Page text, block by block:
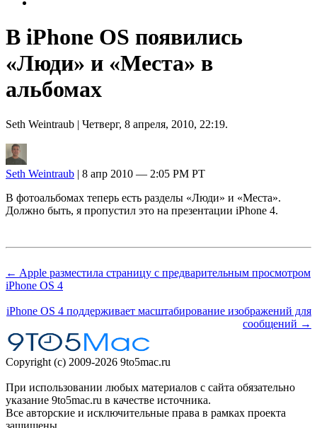
В iPhone OS появились
«Люди» и «Места» в
альбомах
Seth Weintraub | Четверг, 8 апреля, 2010, 22:19.
Seth Weintraub | 8 апр 2010 — 2:05 PM PT
В фотоальбомах теперь есть разделы «Люди» и «Места».
Должно быть, я пропустил это на презентации iPhone 4.
← Apple разместила страницу с предварительным просмотром
iPhone OS 4
iPhone OS 4 поддерживает масштабирование изображений для
сообщений →
Copyright (c) 2009-2026 9to5mac.ru
При использовании любых материалов с сайта обязательно
указание 9to5mac.ru в качестве источника.
Все авторские и исключительные права в рамках проекта
защищены